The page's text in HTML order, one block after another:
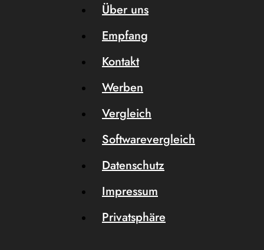
Über uns
Empfang
Kontakt
Werben
Vergleich
Softwarevergleich
Datenschutz
Impressum
Privatsphäre